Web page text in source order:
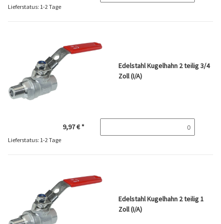
Lieferstatus: 1-2 Tage
Edelstahl Kugelhahn 2 teilig 3/4
Zoll (I/A)
9,97 €*
Lieferstatus: 1-2 Tage
Edelstahl Kugelhahn 2 teilig 1
Zoll (I/A)